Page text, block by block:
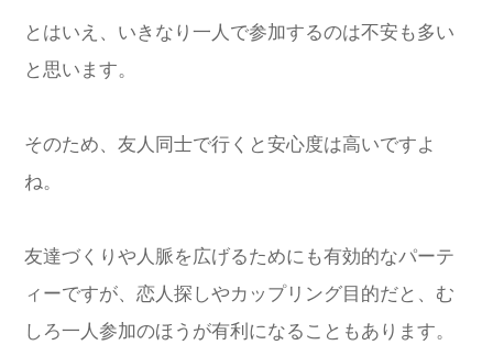
とはいえ、いきなり一人で参加するのは不安も多い
と思います。
そのため、友人同士で行くと安心度は高いですよ
ね。
友達づくりや人脈を広げるためにも有効的なパーテ
ィーですが、恋人探しやカップリング目的だと、む
しろ一人参加のほうが有利になることもあります。